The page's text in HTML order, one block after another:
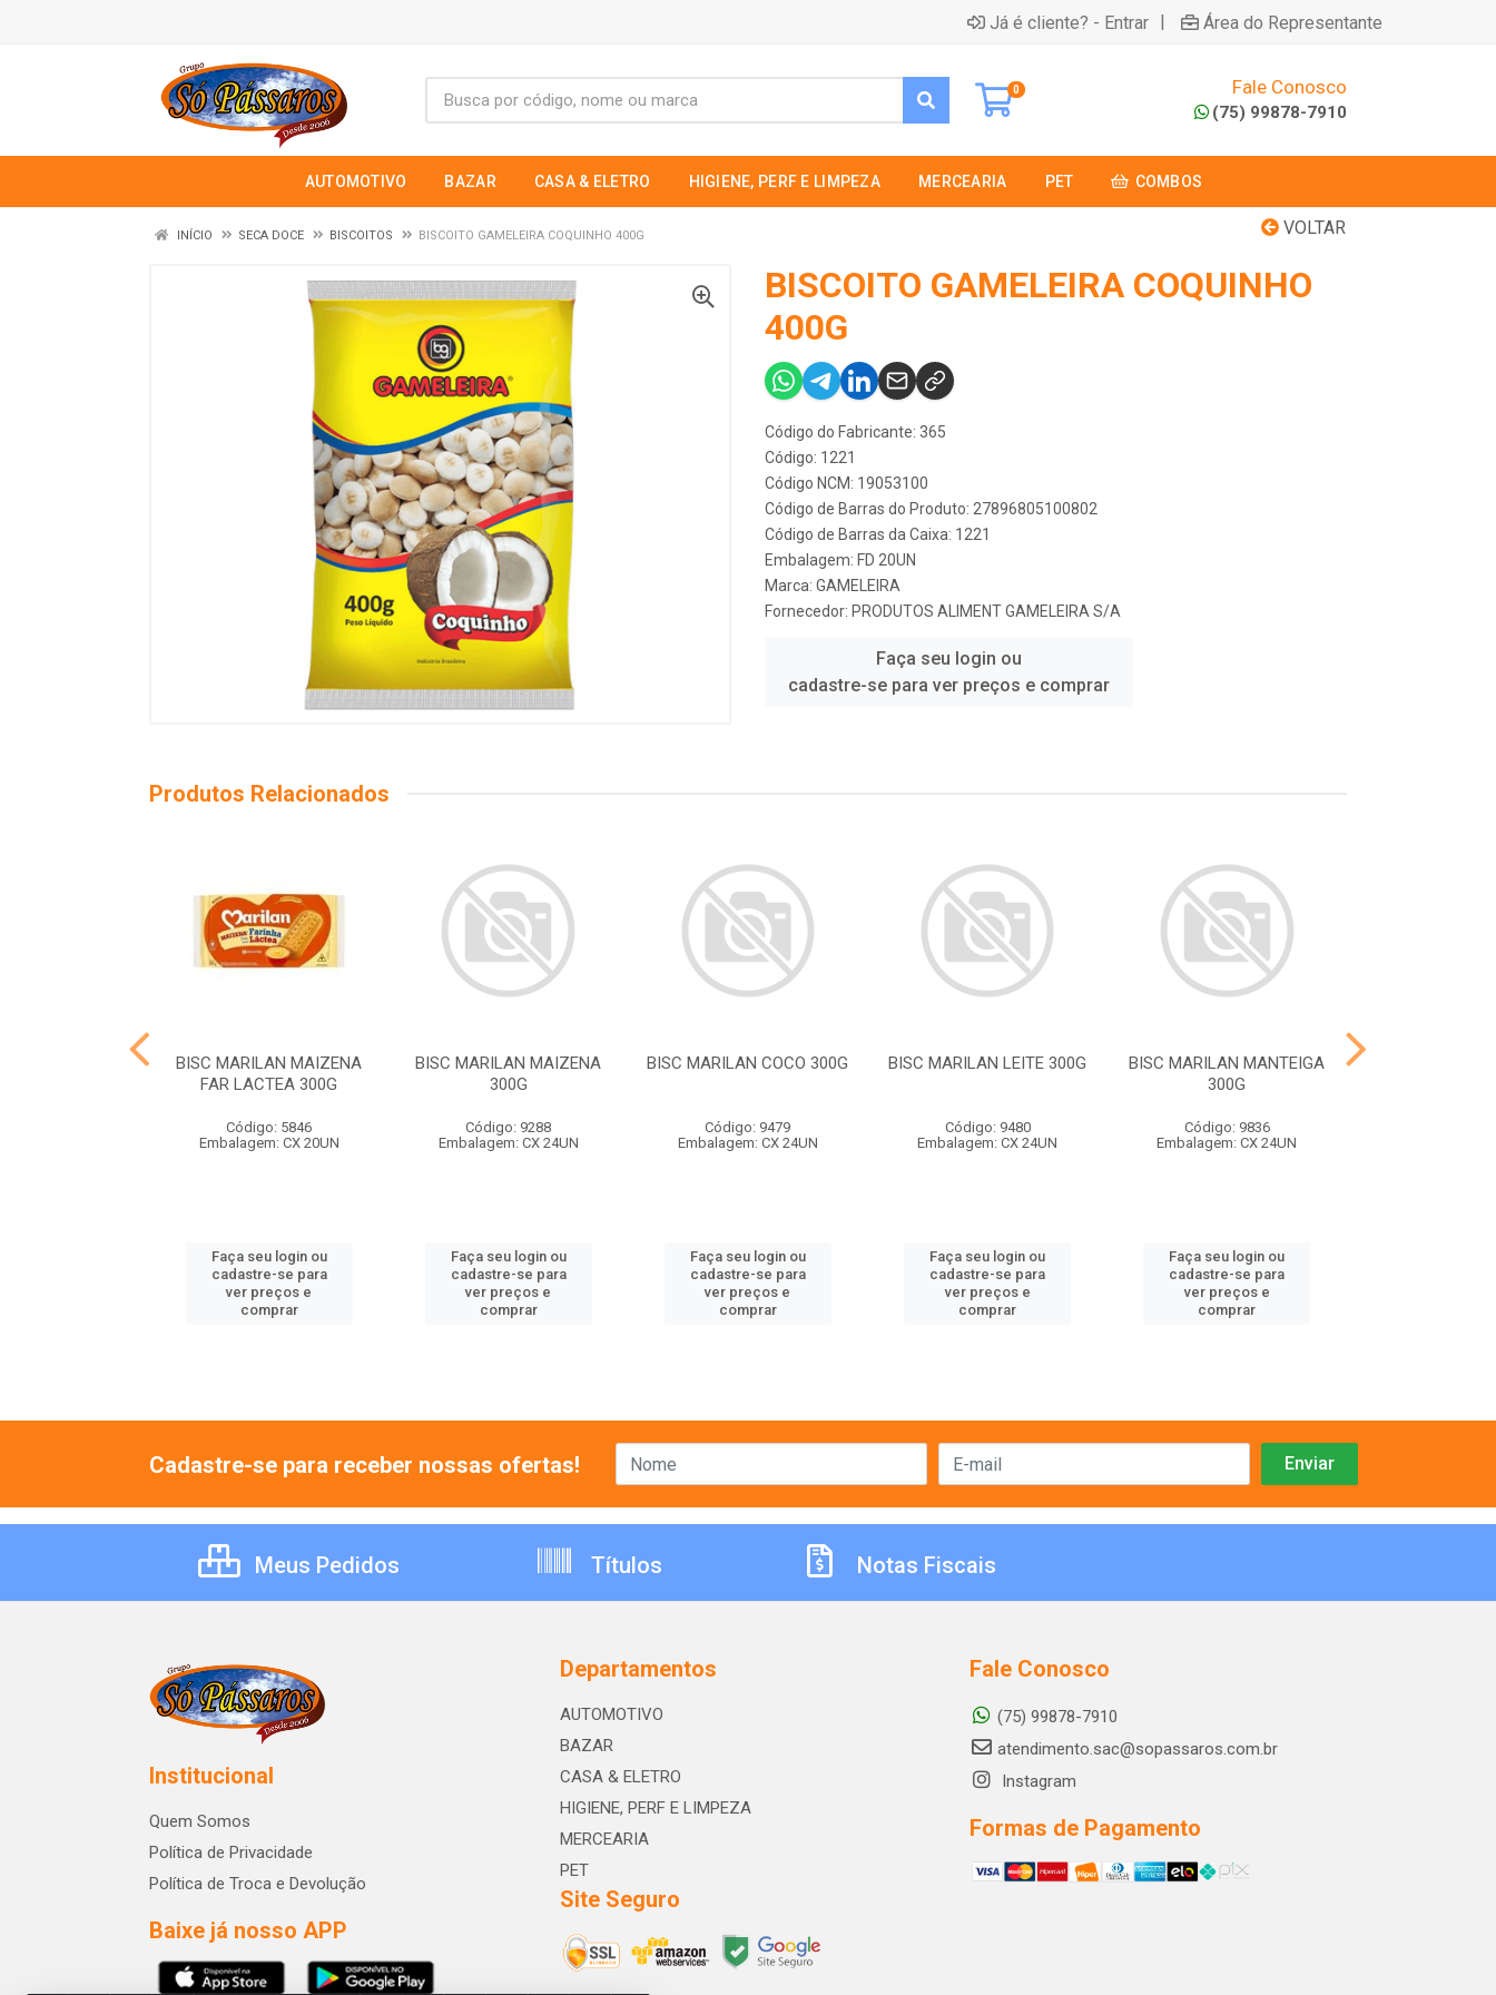
Já é cliente? - Entrar | Área do Representante
0 Fale Conosco
(75) 99878-7910
AUTOMOTIVO BAZAR CASA & ELETRO HIGIENE, PERF E LIMPEZA MERCEARIA PET COMBOS
VOLTAR
INÍCIO SECA DOCE BISCOITOS BISCOITO GAMELEIRA COQUINHO 400G
BISCOITO GAMELEIRA COQUINHO
400G
Código do Fabricante: 365
Código: 1221
Código NCM: 19053100
Código de Barras do Produto: 27896805100802
Código de Barras da Caixa: 1221
Embalagem: FD 20UN
Marca: GAMELEIRA
Fornecedor: PRODUTOS ALIMENT GAMELEIRA S/A
Faça seu login ou
cadastre-se para ver preços e comprar
Produtos Relacionados
BISC MARILAN MAIZENA
FAR LACTEA 300G
Código: 5846
Embalagem: CX 20UN
Faça seu login ou
cadastre-se para
ver preços e
comprar
BISC MARILAN MAIZENA
300G
Código: 9288
Embalagem: CX 24UN
Faça seu login ou
cadastre-se para
ver preços e
comprar
BISC MARILAN COCO 300G
Código: 9479
Embalagem: CX 24UN
Faça seu login ou
cadastre-se para
ver preços e
comprar
BISC MARILAN LEITE 300G
Código: 9480
Embalagem: CX 24UN
Faça seu login ou
cadastre-se para
ver preços e
comprar
BISC MARILAN MANTEIGA
300G
Código: 9836
Embalagem: CX 24UN
Faça seu login ou
cadastre-se para
ver preços e
comprar
Cadastre-se para receber nossas ofertas!
Meus Pedidos Títulos Notas Fiscais
Institucional
Quem Somos
Política de Privacidade
Política de Troca e Devolução
Baixe já nosso APP
Departamentos
AUTOMOTIVO
BAZAR
CASA & ELETRO
HIGIENE, PERF E LIMPEZA
MERCEARIA
PET
Site Seguro
Fale Conosco
(75) 99878-7910
atendimento.sac@sopassaros.com.br
Instagram
Formas de Pagamento